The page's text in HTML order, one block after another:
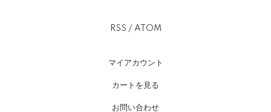
RSS / ATOM
マイアカウント
カートを見る
お問い合わせ